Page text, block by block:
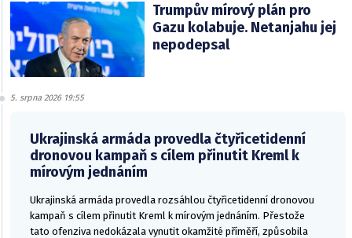
Trumpův mírový plán pro
Gazu kolabuje. Netanjahu jej
nepodepsal
5. srpna 2026 19:55
Ukrajinská armáda provedla čtyřicetidenní
dronovou kampaň s cílem přinutit Kreml k
mírovým jednáním
Ukrajinská armáda provedla rozsáhlou čtyřicetidenní dronovou
kampaň s cílem přinutit Kreml k mírovým jednáním. Přestože
tato ofenziva nedokázala vynutit okamžité příměří, způsobila